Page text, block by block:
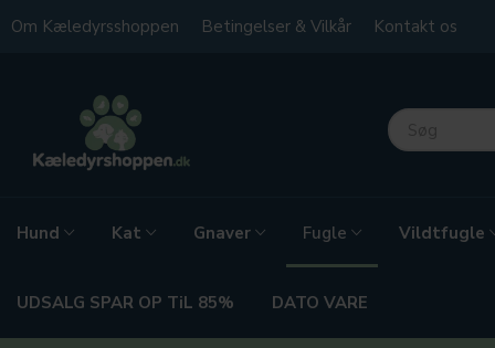
Om Kæledyrsshoppen Betingelser & Vilkår Kontakt os
Hund Kat Gnaver Fugle Vildtfugle
UDSALG SPAR OP TiL 85% DATO VARE